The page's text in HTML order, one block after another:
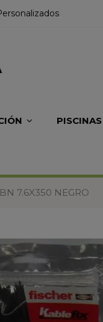
PISCINAS
7.6X350 NEGRO